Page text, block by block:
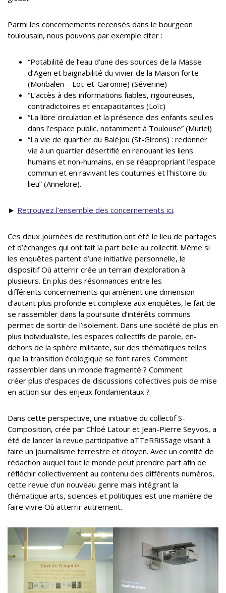
Parmi les concernements recensés dans le bourgeon
toulousain, nous pouvons par exemple citer :
“Potabilité de l’eau d’une des sources de la Masse
d’Agen et baignabilité du vivier de la Maison forte
(Monbalen – Lot-et-Garonne) (Séverine)
“L’accès à des informations fiables, rigoureuses,
contradictoires et encapacitantes (Loïc)
“La libre circulation et la présence des enfants seul.es
dans l’espace public, notamment à Toulouse” (Muriel)
“La vie de quartier du Baléjou (St-Girons) : redonner
vie à un quartier désertifié en renouant les liens
humains et non-humains, en se réappropriant l’espace
commun et en ravivant les coutumes et l’histoire du
lieu” (Annelore).
► Retrouvez l’ensemble des concernements ici.
Ces deux journées de restitution ont été le lieu de partages
et d’échanges qui ont fait la part belle au collectif. Même si
les enquêtes partent d’une initiative personnelle, le
dispositif Où atterrir crée un terrain d’exploration à
plusieurs. En plus des résonnances entre les
différents concernements qui amènent une dimension
d’autant plus profonde et complexe aux enquêtes, le fait de
se rassembler dans la poursuite d’intérêts communs
permet de sortir de l’isolement. Dans une société de plus en
plus individualiste, les espaces collectifs de parole, en-
dehors de la sphère militante, sur des thématiques telles
que la transition écologique se font rares. Comment
rassembler dans un monde fragmenté ? Comment
créer plus d’espaces de discussions collectives puis de mise
en action sur des enjeux fondamentaux ?
Dans cette perspective, une initiative du collectif S-
Composition, crée par Chloé Latour et Jean-Pierre Seyvos, a
été de lancer la revue participative aTTeRRiSSage visant à
faire un journalisme terrestre et citoyen. Avec un comité de
rédaction auquel tout le monde peut prendre part afin de
réfléchir collectivement au contenu des différents numéros,
cette revue d’un nouveau genre mais intégrant la
thématique arts, sciences et politiques est une manière de
faire vivre Où atterrir autrement.